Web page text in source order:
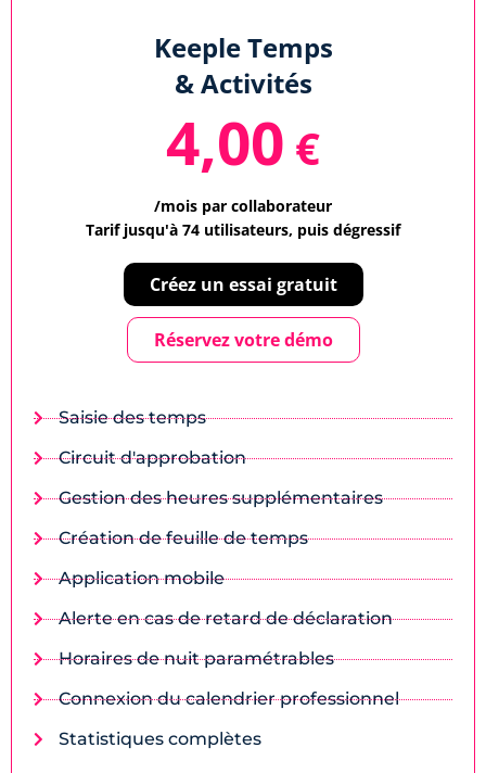
Keeple Temps
& Activités
4,00 €
/mois par collaborateur
Tarif jusqu'à 74 utilisateurs, puis dégressif
Créez un essai gratuit
Réservez votre démo
Saisie des temps
Circuit d'approbation
Gestion des heures supplémentaires
Création de feuille de temps
Application mobile
Alerte en cas de retard de déclaration
Horaires de nuit paramétrables
Connexion du calendrier professionnel
Statistiques complètes